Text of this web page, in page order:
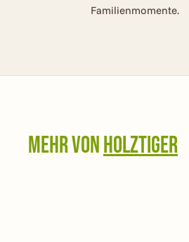
Familienmomente.
Mehr vonHOLZTIGER